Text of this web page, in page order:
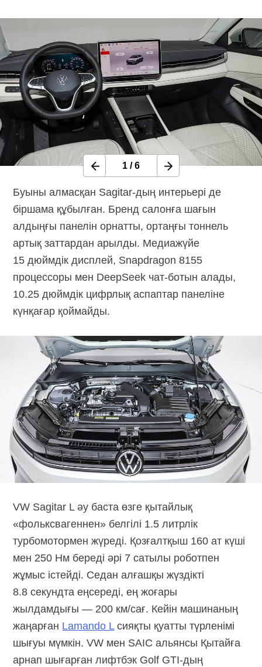
1 /6
Буыны алмасқан Sagitar-дың интерьері де
біршама құбылған. Бренд салонға шағын
алдыңғы панелін орнатты, ортаңғы тоннель
артық заттардан арылды. Медиажүйе
15 дюймдік дисплей, Snapdragon 8155
процессоры мен DeepSeek чат-ботын алады,
10.25 дюймдік цифрлық аспаптар панеліне
күнқағар қоймайды.
VW Sagitar L әу баста өзге қытайлық
«фольксвагеннен» белгілі 1.5 литрлік
турбомотормен жүреді. Қозғалтқыш 160 ат күші
мен 250 Нм береді әрі 7 сатылы роботпен
жұмыс істейді. Седан алғашқы жүздікті
8.8 секундта еңсереді, ең жоғары
жылдамдығы — 200 км/сағ. Кейін машинаның
жаңарған Lamando Lсияқты қуатты түрленімі
шығуы мүмкін. VW мен SAIC альянсы Қытайға
арнап шығарған лифтбэк Golf GTI-дың